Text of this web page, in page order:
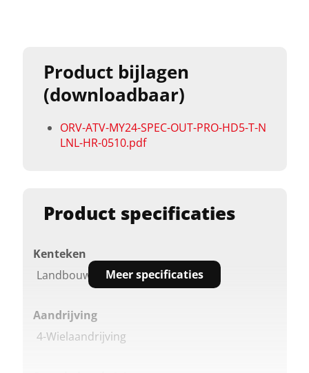
Product specificaties
Kenteken
Landbouw-kenteken
Aandrijving
4-Wielaandrijving
Meer specificaties
Product bijlagen
(downloadbaar)
ORV-ATV-MY24-SPEC-OUT-PRO-HD5-T-N
LNL-HR-0510.pdf